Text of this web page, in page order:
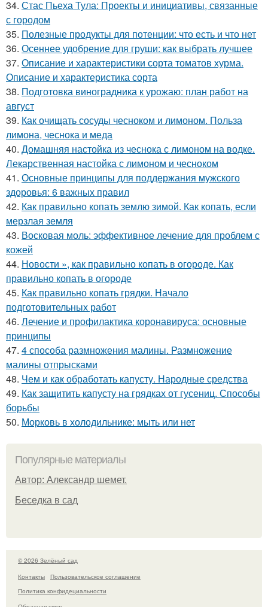
34. Стас Пьеха Тула: Проекты и инициативы, связанные
с городом
35. Полезные продукты для потенции: что есть и что нет
36. Осеннее удобрение для груши: как выбрать лучшее
37. Описание и характеристики сорта томатов хурма.
Описание и характеристика сорта
38. Подготовка виноградника к урожаю: план работ на
август
39. Как очищать сосуды чесноком и лимоном. Польза
лимона, чеснока и меда
40. Домашняя настойка из чеснока с лимоном на водке.
Лекарственная настойка с лимоном и чесноком
41. Основные принципы для поддержания мужского
здоровья: 6 важных правил
42. Как правильно копать землю зимой. Как копать, если
мерзлая земля
43. Восковая моль: эффективное лечение для проблем с
кожей
44. Новости », как правильно копать в огороде. Как
правильно копать в огороде
45. Как правильно копать грядки. Начало
подготовительных работ
46. Лечение и профилактика коронавируса: основные
принципы
47. 4 способа размножения малины. Размножение
малины отпрысками
48. Чем и как обработать капусту. Народные средства
49. Как защитить капусту на грядках от гусениц. Способы
борьбы
50. Морковь в холодильнике: мыть или нет
Популярные материалы
Автор: Александр шемет.
Беседка в сад
© 2026 Зелёный сад
Контакты
Пользовательское соглашение
Политика конфидециальности